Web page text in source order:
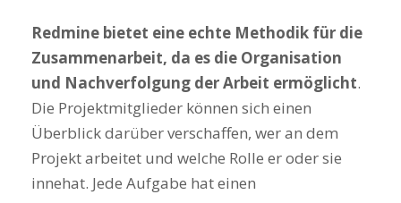
Redmine bietet eine echte Methodik für die
Zusammenarbeit, da es die Organisation
und Nachverfolgung der Arbeit ermöglicht.
Die Projektmitglieder können sich einen
Überblick darüber verschaffen, wer an dem
Projekt arbeitet und welche Rolle er oder sie
innehat. Jede Aufgabe hat einen